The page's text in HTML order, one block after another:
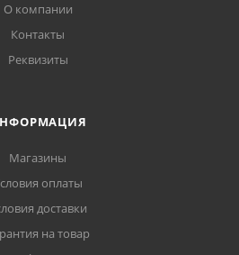
О компании
Контакты
Реквизиты
Магазины
оплаты
доставки
на товар